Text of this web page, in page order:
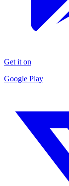
Get it on
Google Play